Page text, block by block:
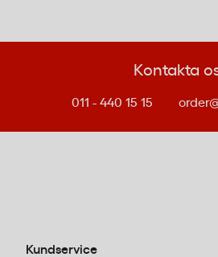
Kontakta
011 - 440 15 15
Kundservice